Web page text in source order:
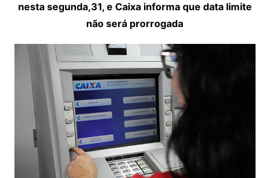
nesta segunda,31, e Caixa informa que data limite
não será prorrogada